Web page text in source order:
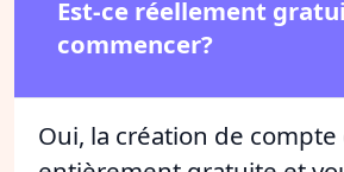
Est-ce réellement
commencer?
Oui, la création de compte